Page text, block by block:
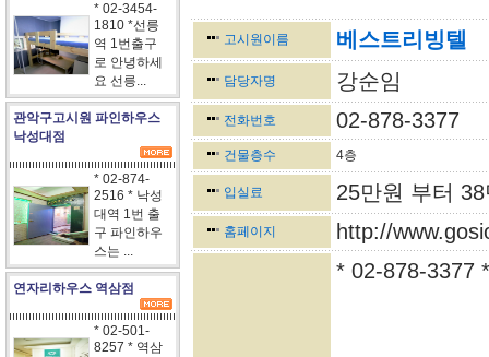
* 02-3454-
1810 *선릉
역 1번출구
로 안녕하세
요 선릉...
관악구고시원 파인하우스
낙성대점
* 02-874-
2516 * 낙성
대역 1번 출
구 파인하우
스는 ...
연자리하우스 역삼점
* 02-501-
8257 * 역삼
고시원이름
베스트리빙텔
담당자명 강순임
전화번호 02-878-3377
건물층수 4층
입실료 25만원 부터
홈페이지
http://
* 02-878-3377